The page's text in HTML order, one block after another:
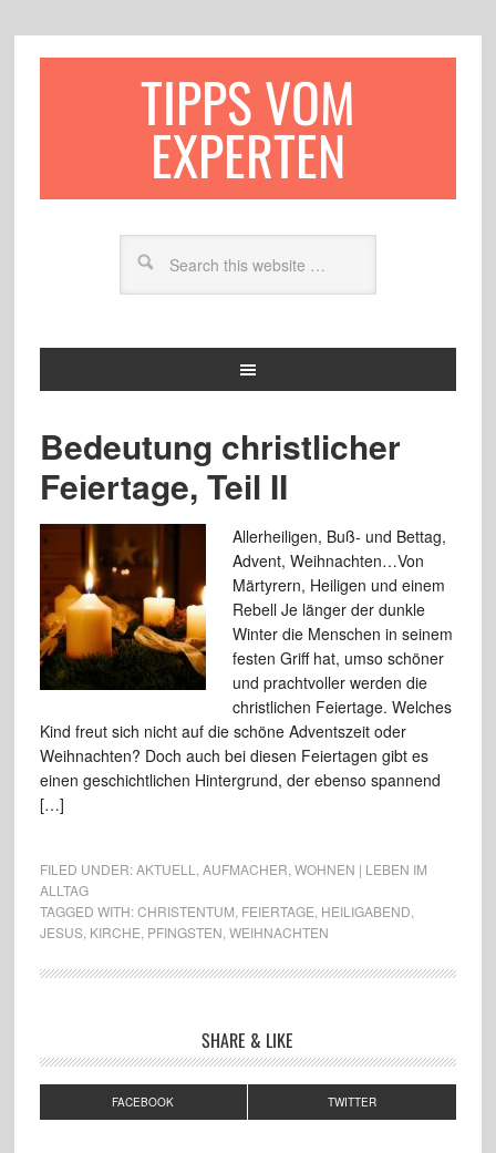
TIPPS VOM
EXPERTEN
Bedeutung christlicher
Feiertage, Teil II
Allerheiligen, Buß- und Bettag,
Advent, Weihnachten…Von
Märtyrern, Heiligen und einem
Rebell Je länger der dunkle
Winter die Menschen in seinem
festen Griff hat, umso schöner
und prachtvoller werden die
christlichen Feiertage. Welches
Kind freut sich nicht auf die schöne Adventszeit oder
Weihnachten? Doch auch bei diesen Feiertagen gibt es
einen geschichtlichen Hintergrund, der ebenso spannend
[…]
FILED UNDER:AKTUELL AUFMACHER WOHNEN | LEBEN IM
ALLTAG
TAGGED WITH:CHRISTENTUM FEIERTAGE HEILIGABEND
JESUS, KIRCHE PFINGSTEN WEIHNACHTEN
SHARE & LIKE
FACEBOOK TWITTER